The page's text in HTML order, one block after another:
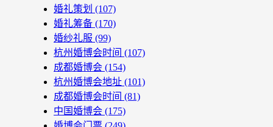
婚礼策划 (107)
婚礼筹备 (170)
婚纱礼服 (99)
杭州婚博会时间 (107)
成都婚博会 (154)
杭州婚博会地址 (101)
成都婚博会时间 (81)
中国婚博会 (175)